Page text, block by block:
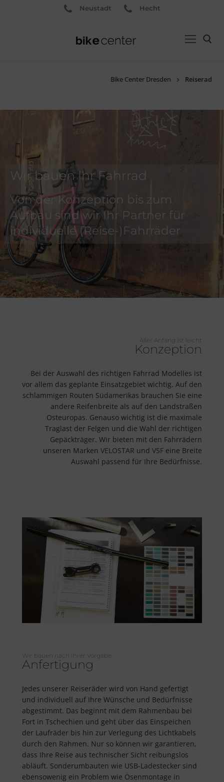
Neustadt Hecht
Bike Center Dresden Reiserad
Wir bauen Ihr Fahrrad
Von der Konzeption bis zum
Aufbau sind wir Ihr Partner für
individuelle (Reise-)Fahrräder
Aller Anfang ist leicht
Konzeption
Bei der Auswahl des richtigen Fahrrad Modelles ist
vor allem das geplante Einsatzgebiet wichtig. Auf den
schlammigen Routen Südamerikas brauchen Sie eine
andere Reifenbreite als auf den Landstraßen
Osteuropas. Genauso wichtig ist die maximale
Traglast der Felgen und die Wahl der richtigen
Gepäckträger. Wir bieten mit den Fahrrädern
unseren Marken VELOSTAR und VSF eine Breite
Auswahl passend für Ihre Bedürfnisse.
Wir bauen nach Ihrer Vorgabe
Anfertigung
Jedes unserer Reiseräder wird von Hand gefertigt
und individuell auf Ihre Wünsche und Bedürfnisse
abgestimmt. Das beginnt mit dem Rahmenbau bei
Fort in Tschechien und geht über das Einspeichen
der Laufräder bis hin zur Verlegung des Lichtkabels
durch den Rahmen. Nur so können wir garantieren,
dass Ihre Reise aus technischer Sicht reibungslos
abläuft. Sonderumbauten wie USB-Ladestecker sind
ebensowenig ein Problem wie Ösenmontage in